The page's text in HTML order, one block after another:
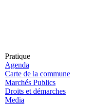
Pratique
Agenda
Carte de la commune
Marchés Publics
Droits et démarches
Media